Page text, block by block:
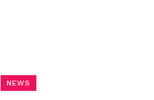
NEWS